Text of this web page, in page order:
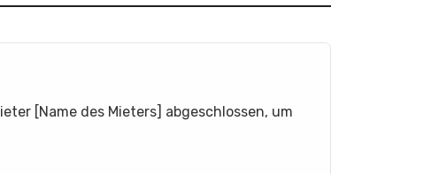
[Name des Mieters] abgeschlossen, um